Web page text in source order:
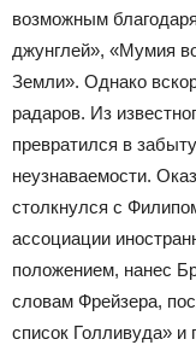
возможным
джунглей», «Мумия
Земли». Однако
радаров. Из
превратился в
неузнаваемости.
столкнулся с
ассоциации
положением, нанес
словам Фрейзера,
список Голливуда» и